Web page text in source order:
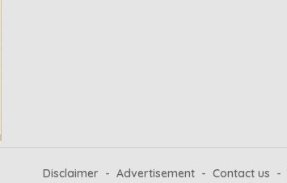
Disclaimer Advertisement Contact us